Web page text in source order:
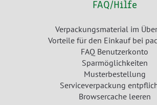
FAQ/Hilfe
Verpackungsmaterial im
Vorteile für den Einkauf bei
FAQ Benutzerkonto
Sparmöglichkeiten
Musterbestellung
Serviceverpackung
Browsercache leeren